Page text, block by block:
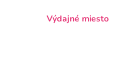
Výdajné miesto